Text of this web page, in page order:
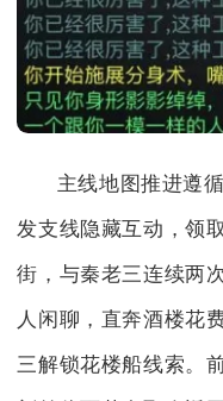
主线地图推进遵
发支线隐藏互动，领
街，与秦老三连续两
人闲聊，直奔酒楼花
三解锁花楼船线索。